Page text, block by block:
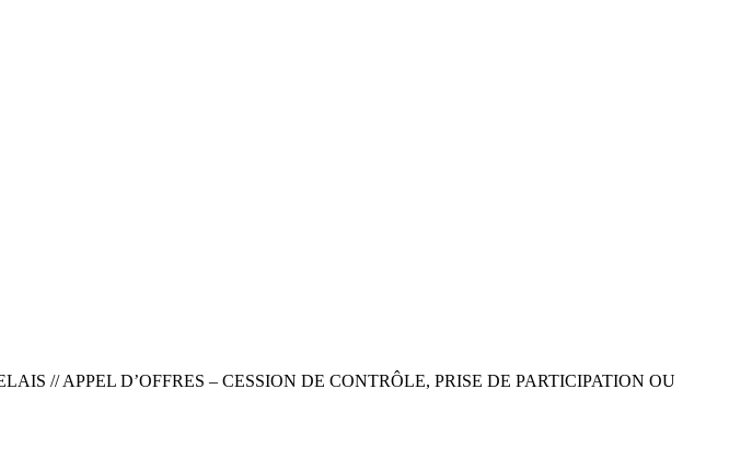
// APPEL D’OFFRES – CESSION DE CONTRÔLE, PRISE DE PARTICIPATION OU